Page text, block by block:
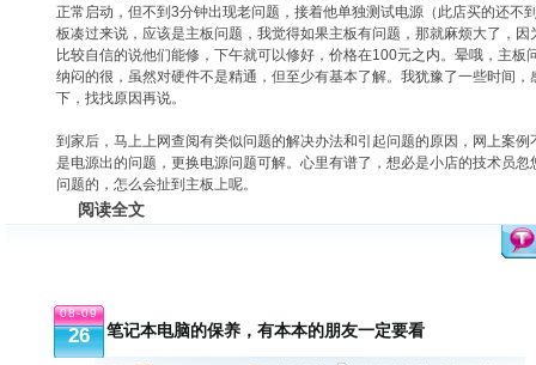
正常启动，但不到3分钟出现老问题，接着他单独测试电源（此店买的还不
板凑过来说，应该是主板问题，我觉得如果主板有问题，那就麻烦大了，
比较自信的说他们能修，下午就可以修好，价格在100元之内。晕哦，主板
纳闷的很，虽然对硬件不是精通，但至少有基本了解。我犹豫了一些时间
下，找找原因再说。
到家后，马上上网查阅有类似问题的解决办法和引起问题的原因，网上案
是电源出的问题，更换电源问题可解。心里有谱了，想必是小店的技术员
问题的，怎么会扯到主板上呢。
阅读全文
08-09
26 笔记本电脑的保养，有本本的朋友一定要看